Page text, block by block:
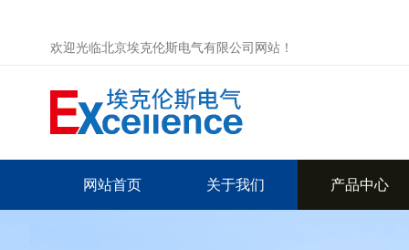
欢迎光临北京埃克伦斯电气有限公司网站！
网站首页 关于我们 产品中心